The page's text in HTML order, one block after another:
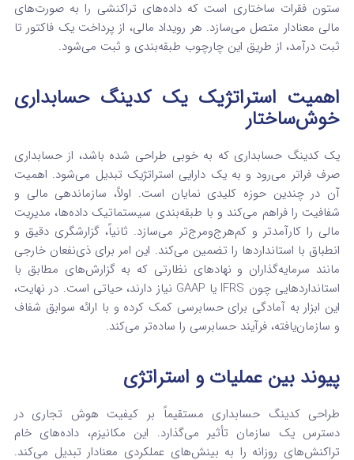
ستون فقرات ساختاری است که داده‌های تراکنشی را به صورت‌های
مالی معنادار متصل می‌سازد. هر رویداد مالی، از پرداخت یک فاکتور تا
ثبت درآمد، از طریق این چارچوب طبقه‌بندی و ثبت می‌شود.
اهمیت استراتژیک یک کدینگ حسابداری
خوش‌ساختار
یک کدینگ حسابداری که به خوبی طراحی شده باشد، از حسابداری
صرف فراتر می‌رود و به یک دارایی استراتژیک تبدیل می‌شود. اهمیت
آن در چندین حوزه کلیدی نمایان است. اولاً، سازماندهی مالی و
شفافیت را فراهم می‌کند و با طبقه‌بندی سیستماتیک داده‌ها، مدیریت
مالی را کارآمدتر و کم‌هرج‌ومرج‌تر می‌سازد. ثانیاً، گزارشگری دقیق و
انطباق با استانداردها را تضمین می‌کند. این امر برای ذی‌نفعان خارجی
مانند سرمایه‌گذاران و نهادهای نظارتی که به گزارش‌های مطابق با
استانداردهایی چون IFRS یا GAAP نیاز دارند، حیاتی است.
در نهایت،
این ابزار به آمادگی برای حسابرسی کمک کرده و با ارائه سوابق شفاف
و سازمان‌یافته، فرآیند حسابرسی را ساده‌تر می‌کند.
پیوند بین عملیات و استراتژی
طراحی کدینگ حسابداری مستقیماً بر کیفیت هوش تجاری در
دسترس یک سازمان تأثیر می‌گذارد. این مکانیزم، داده‌های خام
تراکنش‌های روزانه را به بینش‌های عملکردی معنادار تبدیل می‌کند.